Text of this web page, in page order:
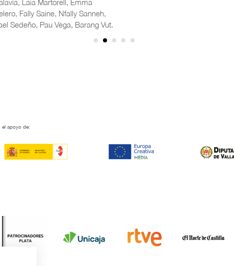
Laia Martorell, Emma
Fally Saine, Nfally Sanneh,
Sedeño, Pau Vega, Barang Vut.
el apoyo de: